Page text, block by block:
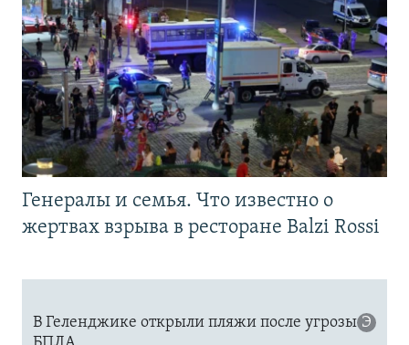
Генералы и семья. Что известно о
жертвах взрыва в ресторане Balzi Rossi